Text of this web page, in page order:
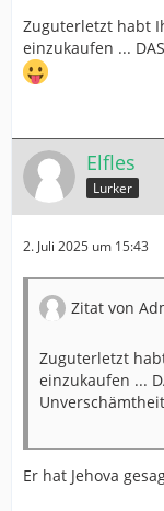
Zuguterletzt habt
einzukaufen ...
Elfles
Lurker
2. Juli 2025 um 15:43
Zitat von
Zuguterletzt
einzukaufen ...
Er hat Jehova